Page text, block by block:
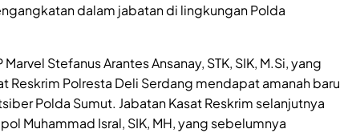
dalam jabatan di lingkungan Polda
Stefanus Arantes Ansanay, STK, SIK, M.Si, yang
Reskrim Polresta Deli Serdang mendapat amanah baru
Polda Sumut. Jabatan Kasat Reskrim selanjutnya
Muhammad Isral, SIK, MH, yang sebelumnya